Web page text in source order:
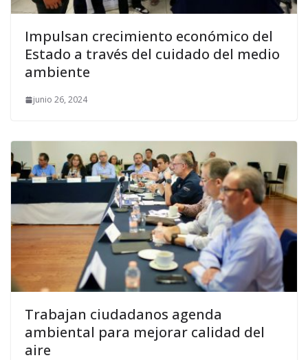
Impulsan crecimiento económico del
Estado a través del cuidado del medio
ambiente
junio 26, 2024
Trabajan ciudadanos agenda
ambiental para mejorar calidad del
aire